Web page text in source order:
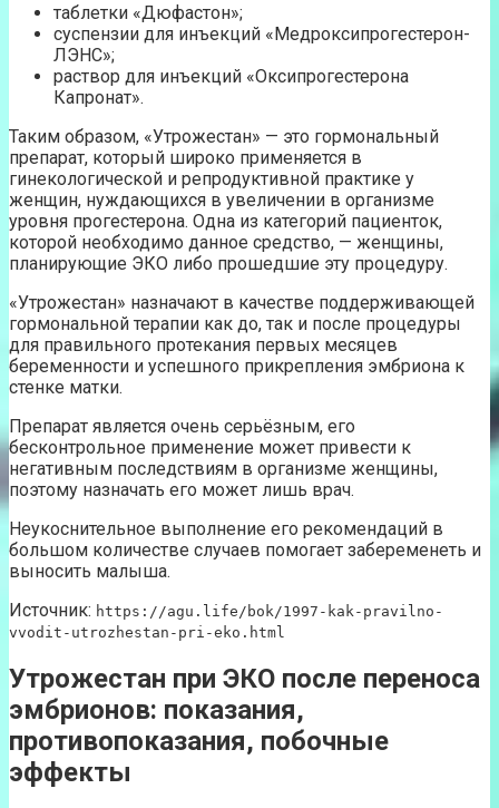
таблетки «Дюфастон»;
суспензии для инъекций «Медроксипрогестерон-
ЛЭНС»;
раствор для инъекций «Оксипрогестерона
Капронат».
Таким образом, «Утрожестан» — это гормональный
препарат, который широко применяется в
гинекологической и репродуктивной практике у
женщин, нуждающихся в увеличении в организме
уровня прогестерона. Одна из категорий пациенток,
которой необходимо данное средство, — женщины,
планирующие ЭКО либо прошедшие эту процедуру.
«Утрожестан» назначают в качестве поддерживающей
гормональной терапии как до, так и после процедуры
для правильного протекания первых месяцев
беременности и успешного прикрепления эмбриона к
стенке матки.
Препарат является очень серьёзным, его
бесконтрольное применение может привести к
негативным последствиям в организме женщины,
поэтому назначать его может лишь врач.
Неукоснительное выполнение его рекомендаций в
большом количестве случаев помогает забеременеть и
выносить малыша.
Источник: https://agu.life/bok/1997-kak-pravilno-
vvodit-utrozhestan-pri-eko.html
Утрожестан при ЭКО после переноса
эмбрионов: показания,
противопоказания, побочные
эффекты